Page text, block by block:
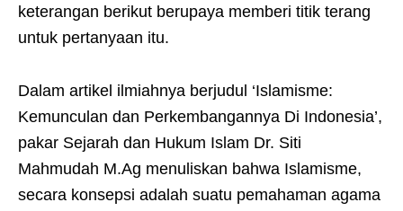
keterangan berikut berupaya memberi titik terang
untuk pertanyaan itu.
Dalam artikel ilmiahnya berjudul ‘Islamisme:
Kemunculan dan Perkembangannya Di Indonesia’,
pakar Sejarah dan Hukum Islam Dr. Siti
Mahmudah M.Ag menuliskan bahwa Islamisme,
secara konsepsi adalah suatu pemahaman agama